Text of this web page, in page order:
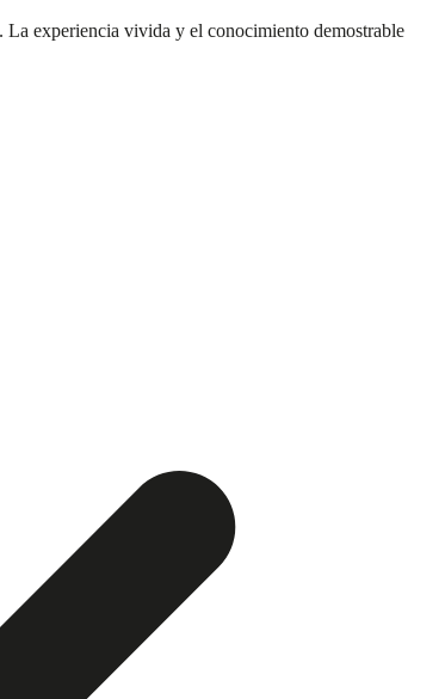
La experiencia vivida y el conocimiento demostrable